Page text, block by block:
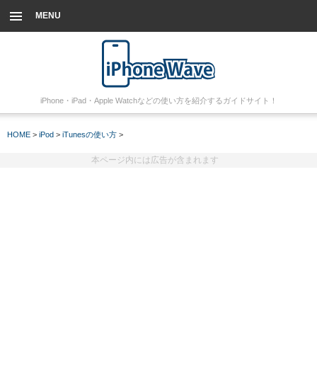
MENU
iPhone・iPad・Apple Watchなどの使い方を紹介するガイドサイト！
HOME > iPod > iTunesの使い方 >
本ページ内には広告が含まれます